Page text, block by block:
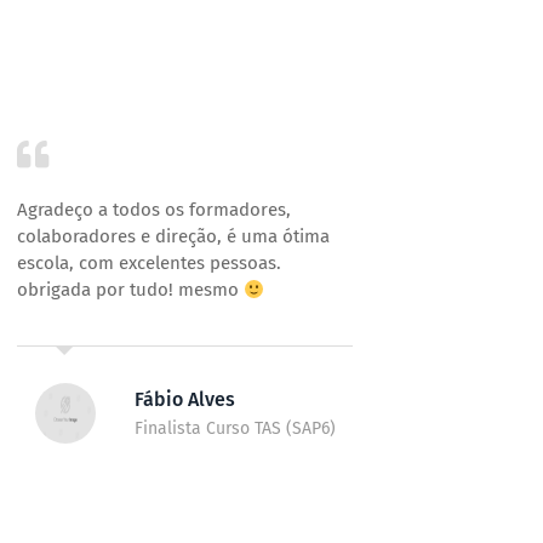
Agradeço a todos os formadores,
colaboradores e direção, é uma ótima
escola, com excelentes pessoas.
obrigada por tudo! mesmo
Fábio Alves
Finalista Curso TAS (SAP6)